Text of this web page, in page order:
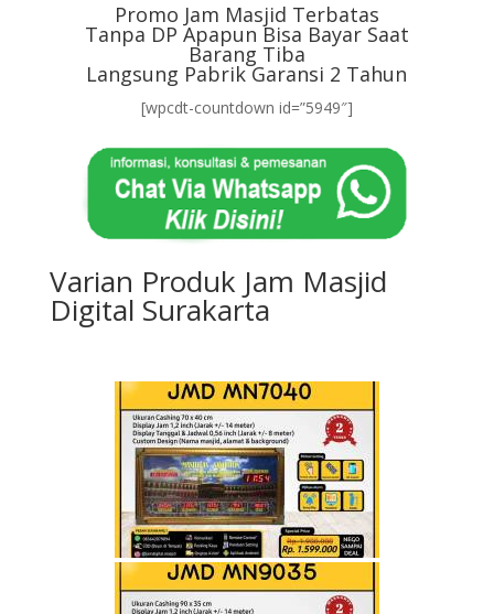
Promo Jam Masjid Terbatas
Tanpa DP Apapun Bisa Bayar Saat
Barang Tiba
Langsung Pabrik Garansi 2 Tahun
[wpcdt-countdown id=”5949″]
Varian Produk Jam Masjid
Digital Surakarta